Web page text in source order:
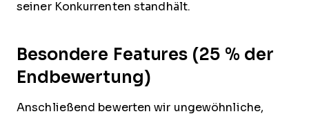
seiner Konkurrenten standhält.
Besondere Features (25 % der
Endbewertung)
Anschließend bewerten wir ungewöhnliche,